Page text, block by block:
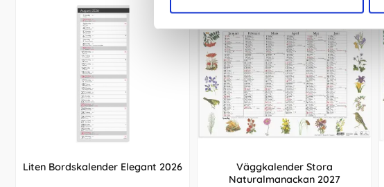
Liten Bordskalender Elegant 2026
Väggkalender Stora
Naturalmanackan 2027